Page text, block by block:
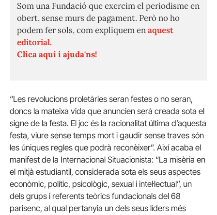
Som una Fundació que exercim el periodisme en
obert, sense murs de pagament. Però no ho
podem fer sols, com expliquem enaquest
editorial.
Clica aquí i ajuda'ns!
“Les revolucions proletàries seran festes o no seran,
doncs la mateixa vida que anuncien serà creada sota el
signe de la festa. El joc és la racionalitat última d’aquesta
festa, viure sense temps mort i gaudir sense traves són
les úniques regles que podrà reconèixer”. Així acaba el
manifest de la Internacional Situacionista: “La misèria en
el mitjà estudiantil, considerada sota els seus aspectes
econòmic, polític, psicològic, sexual i intel·lectual”, un
dels grups i referents teòrics fundacionals del 68
parisenc, al qual pertanyia un dels seus líders més